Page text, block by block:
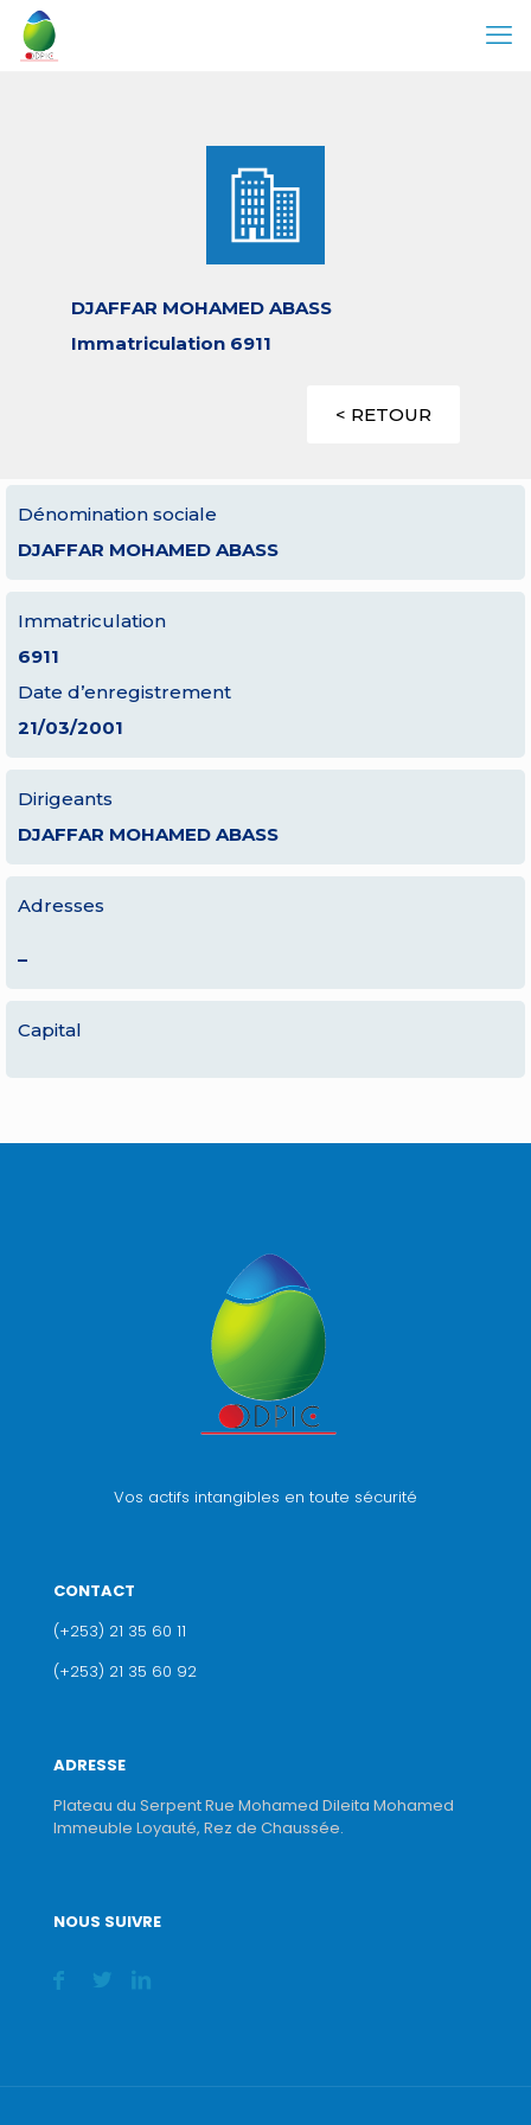
DJAFFAR MOHAMED ABASS
Immatriculation 6911
< RETOUR
Dénomination sociale
DJAFFAR MOHAMED ABASS
Immatriculation
6911
Date d’enregistrement
21/03/2001
Dirigeants
DJAFFAR MOHAMED ABASS
Adresses
–
Capital
Vos actifs intangibles en toute sécurité
CONTACT
(+253) 21 35 60 11
(+253) 21 35 60 92
ADRESSE
Plateau du Serpent Rue Mohamed Dileita Mohamed
Immeuble Loyauté, Rez de Chaussée.
NOUS SUIVRE